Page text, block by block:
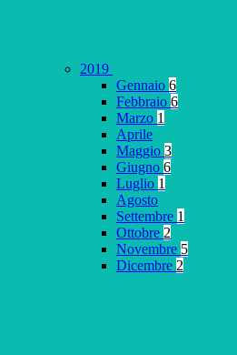
2019
Gennaio 6
Febbraio 6
Marzo 1
Aprile
Maggio 3
Giugno 6
Luglio 1
Agosto
Settembre 1
Ottobre 2
Novembre 5
Dicembre 2